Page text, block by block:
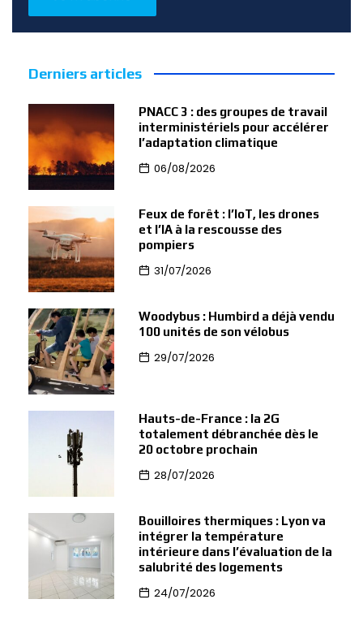
Derniers articles
PNACC 3 : des groupes de travail
interministériels pour accélérer
l’adaptation climatique
06/08/2026
Feux de forêt : l’IoT, les drones
et l’IA à la rescousse des
pompiers
31/07/2026
Woodybus : Humbird a déjà vendu
100 unités de son vélobus
29/07/2026
Hauts-de-France : la 2G
totalement débranchée dès le
20 octobre prochain
28/07/2026
Bouilloires thermiques : Lyon va
intégrer la température
intérieure dans l’évaluation de la
salubrité des logements
24/07/2026